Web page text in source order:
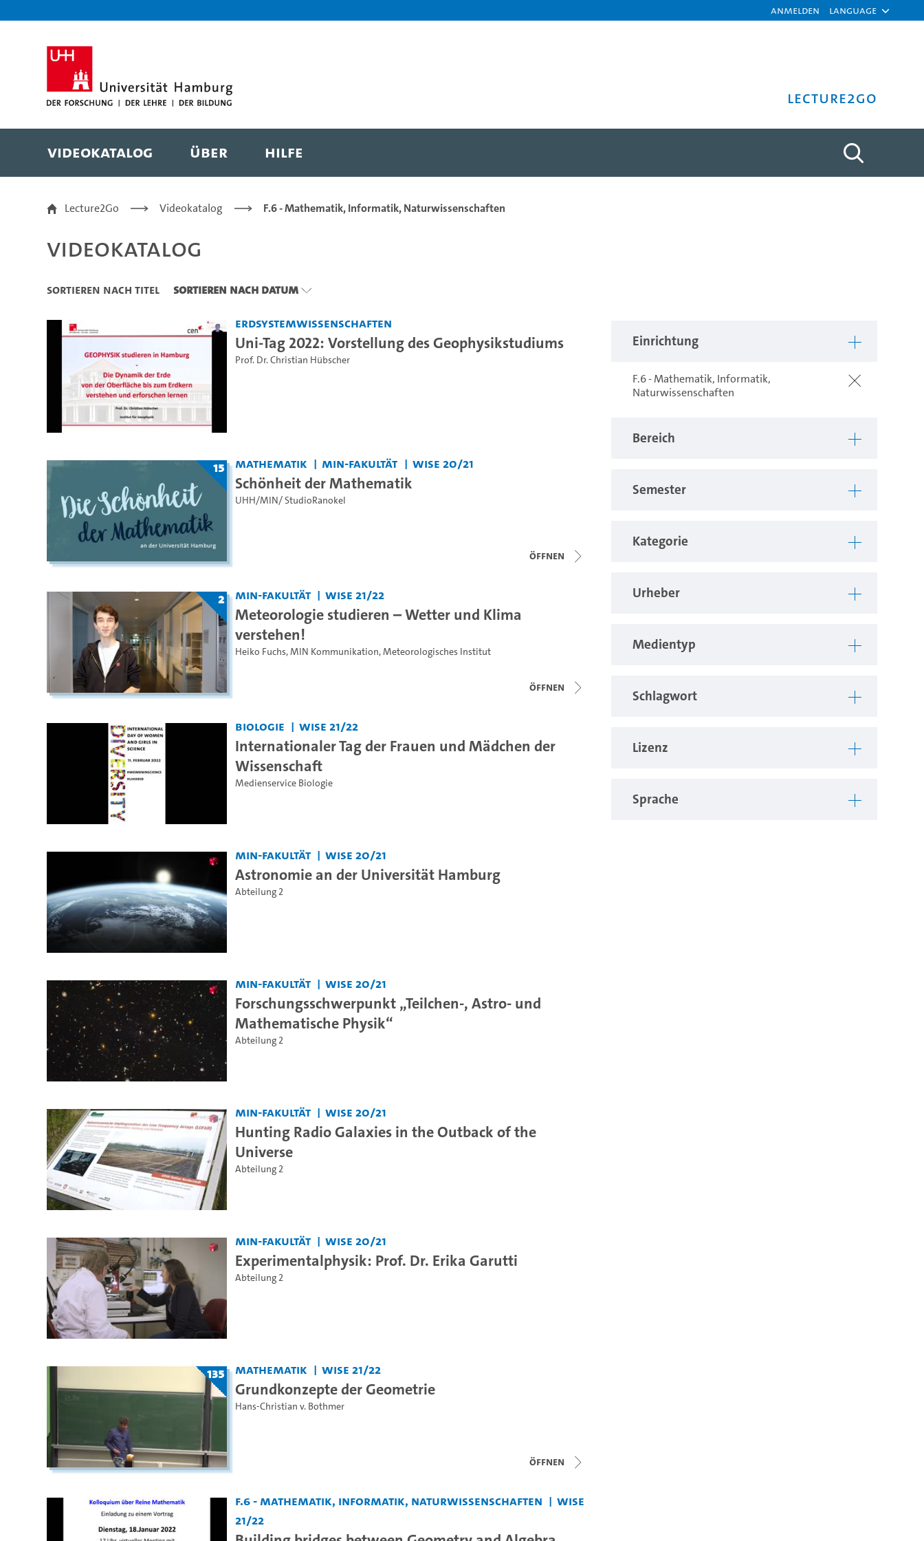
Anmelden Language
Lecture2Go
Videokatalog Über Hilfe
Videokatalog
Lecture2Go Videokatalog F.6 - Mathematik, Informatik, Naturwissenschaften
Videokatalog
Sortieren nach Titel Sortieren nach Datum
Einrichtung
F.6 - Mathematik, Informatik,
Naturwissenschaften
Bereich
Semester
Kategorie
Urheber
Medientyp
Schlagwort
Lizenz
Sprache
Erdsystemwissenschaften
Uni-Tag 2022: Vorstellung des Geophysikstudiums
Prof. Dr. Christian Hübscher
15 Mathematik MIN-Fakultät WiSe 20/21
Schönheit der Mathematik
UHH/MIN/ StudioRanokel
Öffnen
2 MIN-Fakultät WiSe 21/22
Meteorologie studieren – Wetter und Klima
verstehen!
Heiko Fuchs,MIN Kommunikation,Meteorologisches Institut
Öffnen
Biologie WiSe 21/22
Internationaler Tag der Frauen und Mädchen der
Wissenschaft
Medienservice Biologie
MIN-Fakultät WiSe 20/21
Astronomie an der Universität Hamburg
Abteilung 2
MIN-Fakultät WiSe 20/21
Forschungsschwerpunkt „Teilchen-, Astro- und
Mathematische Physik“
Abteilung 2
MIN-Fakultät WiSe 20/21
Hunting Radio Galaxies in the Outback of the
Universe
Abteilung 2
MIN-Fakultät WiSe 20/21
Experimentalphysik: Prof. Dr. Erika Garutti
Abteilung 2
135 Mathematik WiSe 21/22
Grundkonzepte der Geometrie
Hans-Christian v. Bothmer
Öffnen
F.6 - Mathematik, Informatik, Naturwissenschaften
WiSe
21/22